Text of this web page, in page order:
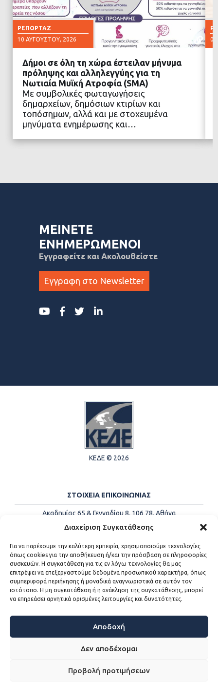
Διαχείριση Συγκατάθεσης
Για να παρέχουμε την καλύτερη εμπειρία, χρησιμοποιούμε τεχνολογίες
όπως cookies για την αποθήκευση ή/και την πρόσβαση σε πληροφορίες
συσκευών. Η συγκατάθεση για τις εν λόγω τεχνολογίες θα μας
επιτρέψει να επεξεργαστούμε δεδομένα προσωπικού χαρακτήρα, όπως
συμπεριφορά περιήγησης ή μοναδικά αναγνωριστικά σε αυτόν τον
ιστότοπο. Η μη συγκατάθεση ή η ανάκληση της συγκατάθεσης, μπορεί
να επηρεάσει αρνητικά ορισμένες λειτουργίες και δυνατότητες.
Αποδοχή
Δεν αποδέχομαι
Προβολή προτιμήσεων
ΡΕΠΟΡΤΆΖ
10 ΑΥΓΟΎΣΤΟΥ, 2026
ΔΙΑΒΑΣΤΕ ΠΕΡΙΣΣΟΤΕΡΑ
Δήμοι σε όλη τη χώρα έστειλαν μήνυμα
πρόληψης και αλληλεγγύης για τη
Νωτιαία Μυϊκή Ατροφία (SMA)
Με συμβολικές φωταγωγήσεις
δημαρχείων, δημόσιων κτιρίων και
τοπόσημων, αλλά και με στοχευμένα
μηνύματα ενημέρωσης και…
ΜΕΙΝΕΤΕ
ΕΝΗΜΕΡΩΜΕΝΟΙ
Εγγραφείτε και Ακολουθείστε
Εγγραφη στο Newsletter
ΚΕΔΕ © 2026
ΣΤΟΙΧΕΙΑ ΕΠΙΚΟΙΝΩΝΙΑΣ
Ακαδημίας 65 & Γενναδίου 8, 106 78, Αθήνα
Τηλέφωνα:
+30 213-2147500
Email:
info@kede.gr
ΧΡΗΣΙΜΟΙ ΣΥΝΔΕΣΜΟΙ
Η ΚΕΔΕ
Sitemap
Προσβασιμότητα
Όροι χρήσης
WEB DEVELOPMENT BY ΕΓΚΡΙΤΟΣ GROUP - ΣΥΝΕΡΓΑΣΙΑ Α.Ε.